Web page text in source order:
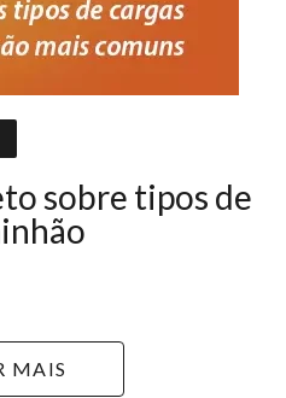
sobre tipos de
MAIS